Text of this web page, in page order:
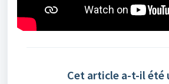
Cet article a-t-il été